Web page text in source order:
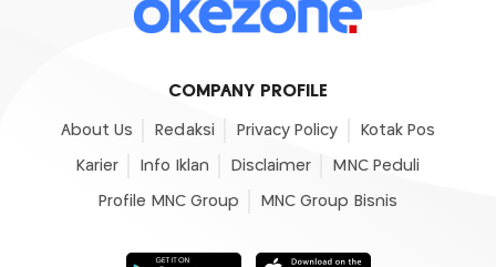
COMPANY PROFILE
About Us Redaksi Privacy Policy Kotak Pos
Karier Info Iklan Disclaimer MNC Peduli
Profile MNC Group MNC Group Bisnis